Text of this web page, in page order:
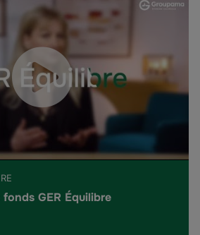
GER Équilibre